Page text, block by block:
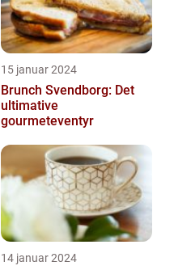
15 januar 2024
Brunch Svendborg: Det
ultimative
gourmeteventyr
14 januar 2024